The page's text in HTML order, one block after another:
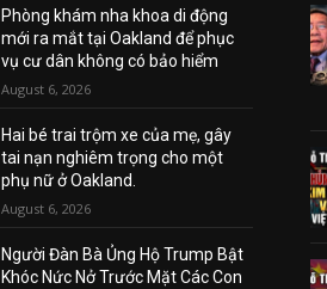
Phòng khám nha khoa di động
mới ra mắt tại Oakland để phục
vụ cư dân không có bảo hiểm
August 6, 2026
Hai bé trai trộm xe của mẹ, gây
tai nạn nghiêm trọng cho một
phụ nữ ở Oakland.
August 6, 2026
Người Đàn Bà Ủng Hộ Trump Bật
Khóc Nức Nở Trước Mặt Các Con